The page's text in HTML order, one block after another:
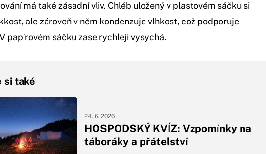
má také zásadní vliv. Chléb uložený v plastovém sáčku si
ale zároveň v něm kondenzuje vlhkost, což podporuje
papírovém sáčku zase rychleji vysychá.
si také
HOSPODSKÝ KVÍZ: Vzpomínky na
táboráky a přátelství
24. 6. 2026